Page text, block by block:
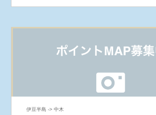
伊豆半島 -> 中木